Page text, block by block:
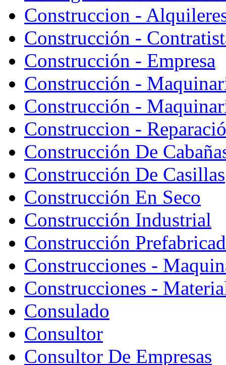
Construccion -
Construcción -
Construcción - Empresa
Construcción -
Construcción -
Construccion -
Construcción De
Construcción De Casillas
Construcción En Seco
Construcción Industrial
Construcción
Construcciones -
Construcciones -
Consulado
Consultor
Consultor De Empresas